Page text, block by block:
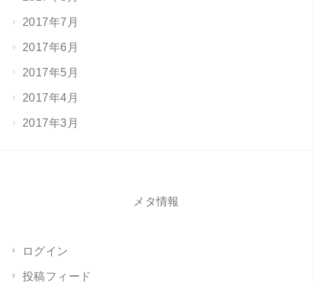
2017年7月
2017年6月
2017年5月
2017年4月
2017年3月
メタ情報
ログイン
投稿フィード